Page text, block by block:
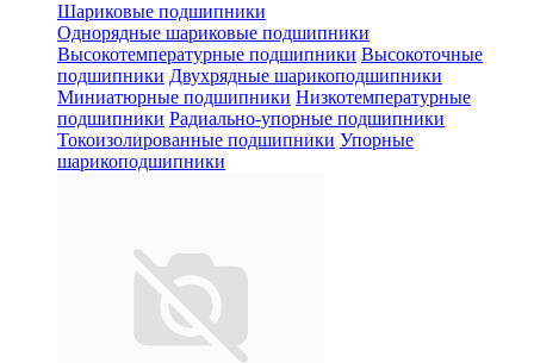
Шариковые подшипники
Однорядные шариковые подшипники
Высокотемпературные подшипники Высокоточные
подшипники Двухрядные шарикоподшипники
Миниатюрные подшипники Низкотемпературные
подшипники Радиально-упорные подшипники
Токоизолированные подшипники Упорные
шарикоподшипники